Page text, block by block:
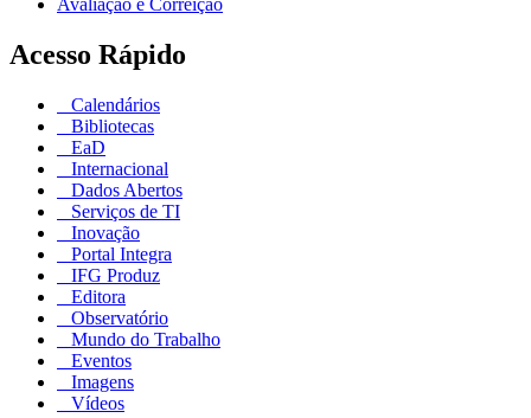
Avaliação e Correição
Acesso Rápido
Calendários
Bibliotecas
EaD
Internacional
Dados Abertos
Serviços de TI
Inovação
Portal Integra
IFG Produz
Editora
Observatório
Mundo do Trabalho
Eventos
Imagens
Vídeos